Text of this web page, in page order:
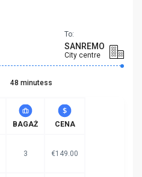
To:
SANREMO
City centre
48 minutess
BAGAŻ CENA
3 €149.00